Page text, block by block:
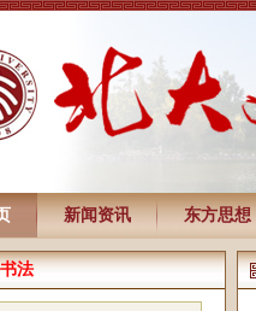
新闻资讯 东方思想
法